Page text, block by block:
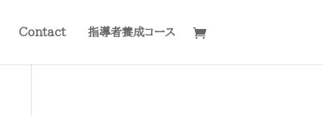
Contact 指導者養成コース